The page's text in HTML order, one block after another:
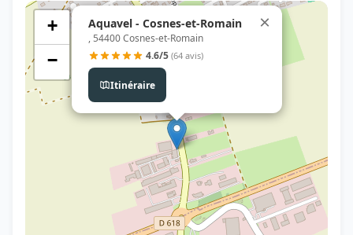
Aquavel - Cosnes-et-Romain
, 54400 Cosnes-et-Romain
4.6/5 (64 avis)
Itinéraire
×
+
−